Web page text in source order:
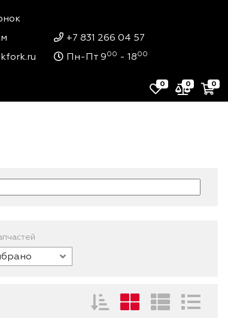
+7 831 266 04 57
Пн-Пт 900 - 1800
0 0 0